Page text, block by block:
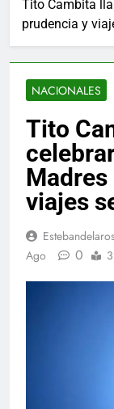
Tito Cambita
prudencia y
NACIONALES
Tito
viajes
Ago
0